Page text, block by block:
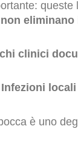
queste
non
clinici
Infezioni
è uno